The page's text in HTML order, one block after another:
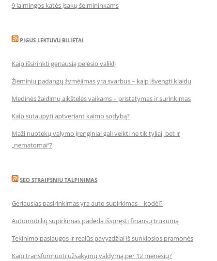
9 laimingos katės įsakų šeimininkams
PIGUS LEKTUVU BILIETAI
Kaip išsirinkti geriausią pelėsio valiklį
Žieminių padangų žymėjimas yra svarbus – kaip išvengti klaidų
Medinės žaidimų aikštelės vaikams – pristatymas ir surinkimas
Kaip sutaupyti aptveriant kaimo sodybą?
Maži nuotekų valymo įrenginiai gali veikti ne tik tyliai, bet ir
„nematomai‘‘?
SEO STRAIPSNIU TALPINIMAS
Geriausias pasirinkimas yra auto supirkimas – kodėl?
Automobilių supirkimas padeda išspręsti finansų trūkumą
Tekinimo paslaugos ir realūs pavyzdžiai iš sunkiosios pramonės
Kaip transformuoti užsakymų valdymą per 12 mėnesių?